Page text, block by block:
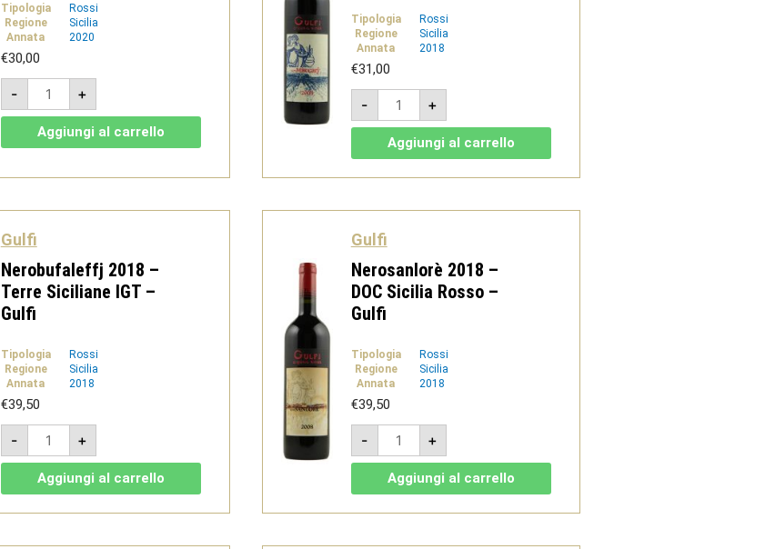
Tipologia
Rossi
Regione
Sicilia
Annata
2020
€30,00
-
Reseca
2020
-
DOC
Etna
Rosso
Gulfi
+
Aggiungi al carrello
Tipologia
Rossi
Regione
Sicilia
Annata
2018
€31,00
-
Neromaccarj
2018
-
Terre
Siciliane
IGT
Rosso
+
Aggiungi al carrello
Gulfi
Nerobufaleffj 2018 –
Terre Siciliane IGT –
Gulfi
Tipologia
Rossi
Regione
Sicilia
Annata
2018
€39,50
-
Nerobufaleffj
2018
-
Terre
Siciliane
IGT
-
+
Aggiungi al carrello
Gulfi
Nerosanlorè 2018 –
DOC Sicilia Rosso –
Gulfi
Tipologia
Rossi
Regione
Sicilia
Annata
2018
€39,50
-
Nerosanlorè
2018
-
DOC
Sicilia
Rosso
-
+
Aggiungi al carrello